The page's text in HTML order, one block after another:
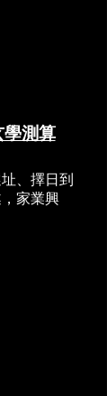
學測算
、擇日到
家業興